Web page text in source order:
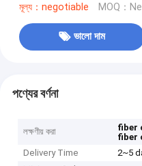
মূল্য：negotiable MOQ：
ভালো দাম
পণ্যের বর্ণনা
লক্ষণীয় করা fiber
fiber
Delivery Time
2~5